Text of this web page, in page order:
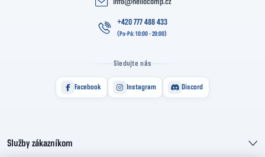
+420 777 488 433
Sledujte nás
Facebook Instagram Discord
Služby zákazníkom